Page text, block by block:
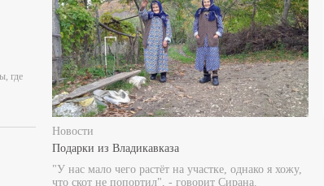
где
Новости
Подарки из Владикавказа
"У нас мало чего растёт на участке, однако я хожу,
что скот не попортил", - говорит Сирана.